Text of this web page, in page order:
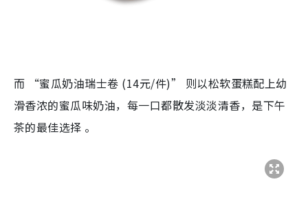
而 “蜜瓜奶油瑞士卷 (14元/件)” 则以松软蛋糕配上幼
滑香浓的蜜瓜味奶油，每一口都散发淡淡清香，是下午
茶的最佳选择 。